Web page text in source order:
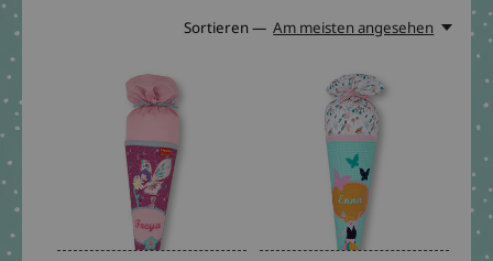
Sortieren — Am meisten angesehen